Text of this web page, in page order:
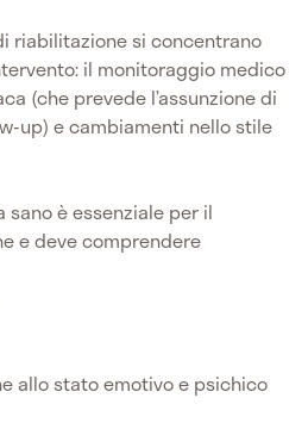
riabilitazione si concentrano
il monitoraggio medico
(che prevede l’assunzione di
up) e cambiamenti nello stile
è essenziale per il
e deve comprendere
allo stato emotivo e psichico